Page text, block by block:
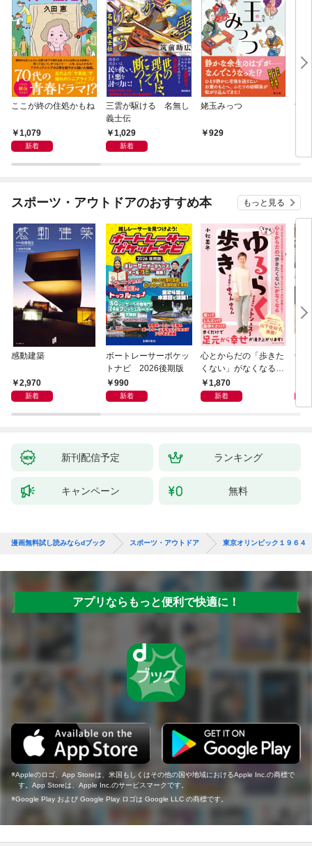
ここが終の住処かもね
1,079
新着
三雲が駆ける 名無し
義士伝
1,029
新着
姥玉みっつ
929
世
スポーツ・アウトドアのおすすめ本 もっと見る
感動建築
2,970
新着
ボートレーサーポケッ
トナビ 2026後期版
990
新着
心とからだの「歩きた
くない」がなくなる
らせん流 ゆるらく歩
き
1,870
新着
剣
新刊配信予定 ランキング
キャンペーン 無料
漫画無料試し読みならdブック スポーツ・アウトドア 東京オリンピック１９６４
アプリならもっと便利で快適に！
Appleのロゴ、App Storeは、米国もしくはその他の国や地域におけるApple Inc.の商標で
す。App Storeは、Apple Inc.のサービスマークです。
Google Play および Google Play ロゴは Google LLC の商標です。